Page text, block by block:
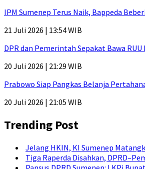
IPM Sumenep Terus Naik, Bappeda
21 Juli 2026 | 13:54 WIB
DPR dan Pemerintah Sepakat Bawa RUU
20 Juli 2026 | 21:29 WIB
Prabowo Siap Pangkas Belanja
20 Juli 2026 | 21:05 WIB
Trending Post
Jelang HKIN, KI Sumenep
Tiga Raperda Disahkan,